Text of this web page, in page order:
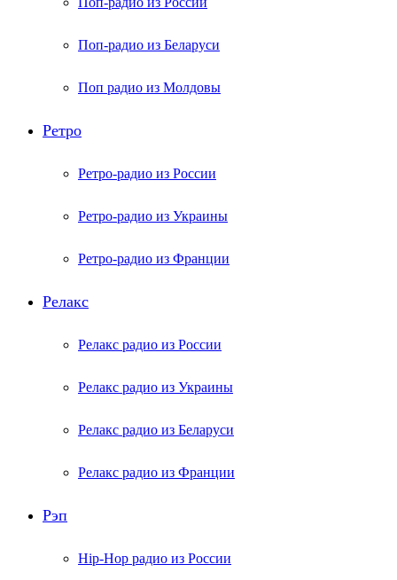
Поп-радио из Беларуси
Поп радио из Молдовы
Ретро
Ретро-радио из России
Ретро-радио из Украины
Ретро-радио из Франции
Релакс
Релакс радио из России
Релакс радио из Украины
Релакс радио из Беларуси
Релакс радио из Франции
Рэп
Hip-Hop радио из России